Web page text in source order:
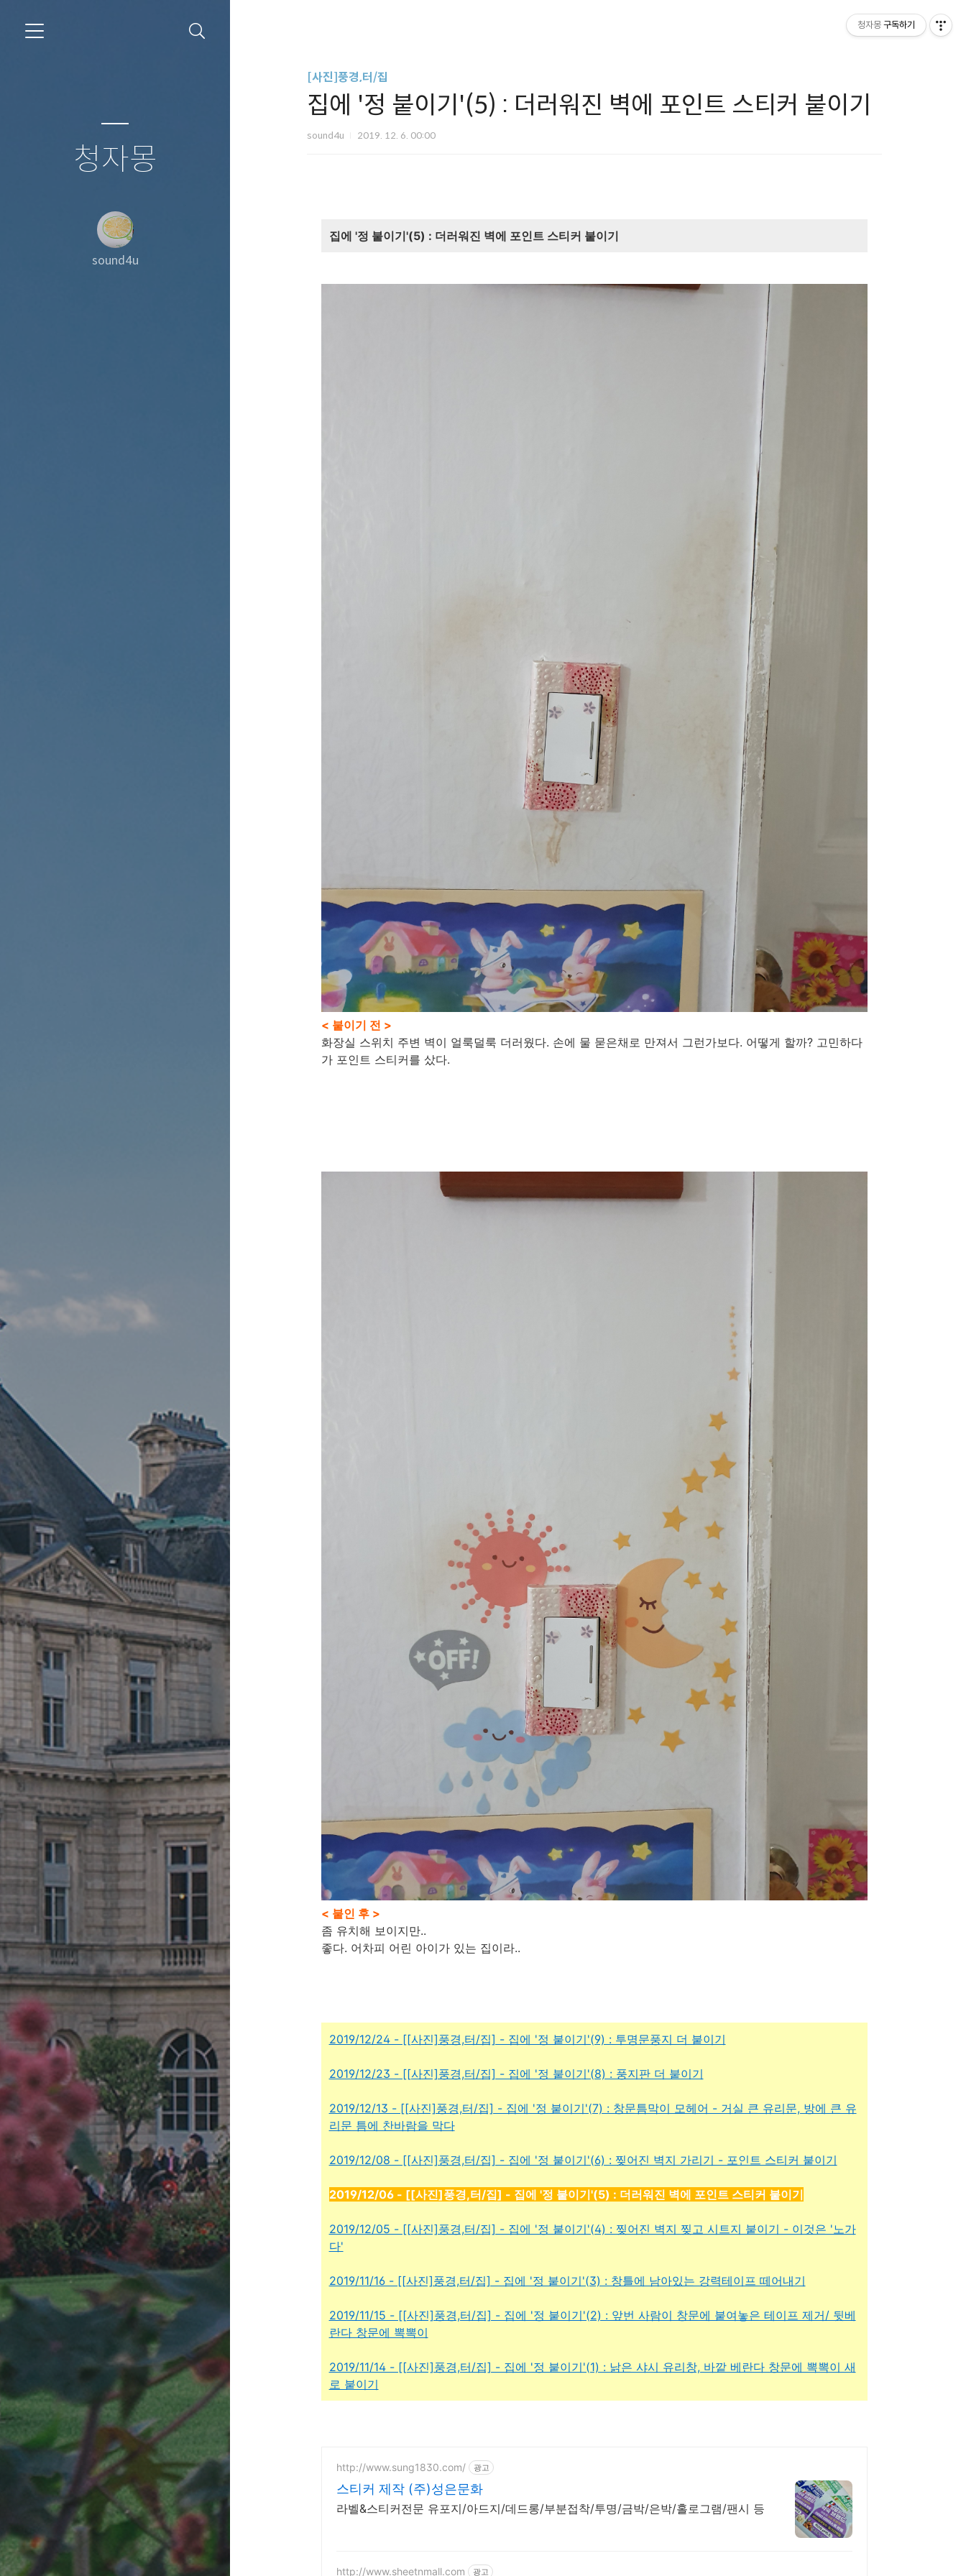
청자몽
sound4u
[사진]풍경,터/집
집에 '정 붙이기'(5) : 더러워진 벽에 포인트 스티커 붙이기
sound4u 2019. 12. 6. 00:00
집에 '정 붙이기'(5) : 더러워진 벽에 포인트 스티커 붙이기
< 붙이기 전 >
화장실 스위치 주변 벽이 얼룩덜룩 더러웠다. 손에 물 묻은채로 만져서 그런가보다. 어떻게 할까? 고민하다
가 포인트 스티커를 샀다.
< 붙인 후 >
좀 유치해 보이지만..
좋다. 어차피 어린 아이가 있는 집이라..
2019/12/24 - [[사진]풍경,터/집] - 집에 '정 붙이기'(9) : 투명문풍지 더 붙이기
2019/12/23 - [[사진]풍경,터/집] - 집에 '정 붙이기'(8) : 풍지판 더 붙이기
2019/12/13 - [[사진]풍경,터/집] - 집에 '정 붙이기'(7) : 창문틈막이 모헤어 - 거실 큰 유리문, 방에 큰 유
리문 틈에 찬바람을 막다
2019/12/08 - [[사진]풍경,터/집] - 집에 '정 붙이기'(6) : 찢어진 벽지 가리기 - 포인트 스티커 붙이기
2019/12/06 - [[사진]풍경,터/집] - 집에 '정 붙이기'(5) : 더러워진 벽에 포인트 스티커 붙이기
2019/12/05 - [[사진]풍경,터/집] - 집에 '정 붙이기'(4) : 찢어진 벽지 찢고 시트지 붙이기 - 이것은 '노가
다'
2019/11/16 - [[사진]풍경,터/집] - 집에 '정 붙이기'(3) : 창틀에 남아있는 강력테이프 떼어내기
2019/11/15 - [[사진]풍경,터/집] - 집에 '정 붙이기'(2) : 앞번 사람이 창문에 붙여놓은 테이프 제거/ 뒷베
란다 창문에 뽁뽁이
2019/11/14 - [[사진]풍경,터/집] - 집에 '정 붙이기'(1) : 낡은 샤시 유리창, 바깥 베란다 창문에 뽁뽁이 새
로 붙이기
http://www.sung1830.com/ 광고
스티커 제작 (주)성은문화
라벨&스티커전문 유포지/아드지/데드롱/부분접착/투명/금박/은박/홀로그램/팬시 등
http://www.sheetnmall.com 광고
청자몽 구독하기